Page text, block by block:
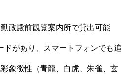
政殿前観覧案内所で貸出可能
ドがあり、スマートフォンでも追
象徴性（青龍、白虎、朱雀、玄